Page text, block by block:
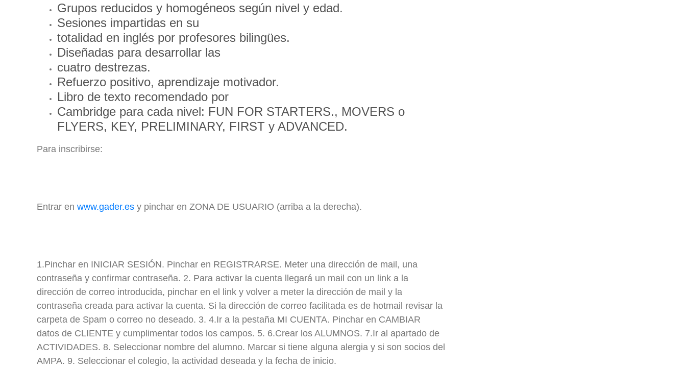
Grupos reducidos y homogéneos según nivel y edad.
Sesiones impartidas en su
totalidad en inglés por profesores bilingües.
Diseñadas para desarrollar las
cuatro destrezas.
Refuerzo positivo, aprendizaje motivador.
Libro de texto recomendado por
Cambridge para cada nivel: FUN FOR STARTERS., MOVERS o
FLYERS, KEY, PRELIMINARY, FIRST y ADVANCED.
Para inscribirse:
Entrar en www.gader.es y pinchar en ZONA DE USUARIO (arriba a la derecha).
1.Pinchar en INICIAR SESIÓN. Pinchar en REGISTRARSE. Meter una dirección de mail, una
contraseña y confirmar contraseña. 2. Para activar la cuenta llegará un mail con un link a la
dirección de correo introducida, pinchar en el link y volver a meter la dirección de mail y la
contraseña creada para activar la cuenta. Si la dirección de correo facilitada es de hotmail revisar la
carpeta de Spam o correo no deseado. 3. 4.Ir a la pestaña MI CUENTA. Pinchar en CAMBIAR
datos de CLIENTE y cumplimentar todos los campos. 5. 6.Crear los ALUMNOS. 7.Ir al apartado de
ACTIVIDADES. 8. Seleccionar nombre del alumno. Marcar si tiene alguna alergia y si son socios del
AMPA. 9. Seleccionar el colegio, la actividad deseada y la fecha de inicio.